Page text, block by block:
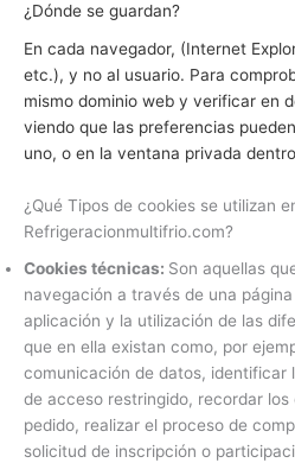
¿Dónde se guardan?
En cada navegador, (Internet
etc.), y no al usuario. Para
mismo dominio web y verificar en
viendo que las preferencias
uno, o en la ventana privada
¿Qué Tipos de cookies se utilizan
Refrigeracionmultifrio.com?
Cookies técnicas: Son aquellas
navegación a través de una
aplicación y la utilización de las
que en ella existan como, por
comunicación de datos, identificar
de acceso restringido, recordar
pedido, realizar el proceso de
solicitud de inscripción o